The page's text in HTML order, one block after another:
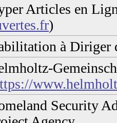
Articles en
)
à Diriger
Security